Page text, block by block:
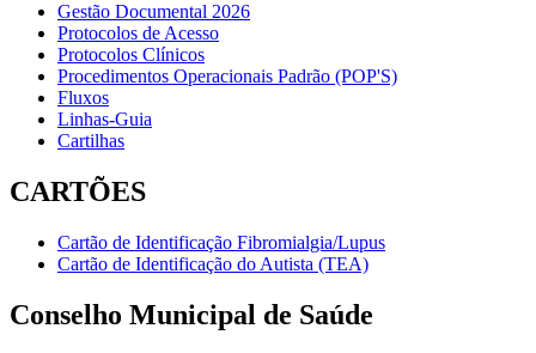
Gestão Documental 2026
Protocolos de Acesso
Protocolos Clínicos
Procedimentos Operacionais Padrão (POP'S)
Fluxos
Linhas-Guia
Cartilhas
CARTÕES
Cartão de Identificação Fibromialgia/Lupus
Cartão de Identificação do Autista (TEA)
Conselho Municipal de Saúde